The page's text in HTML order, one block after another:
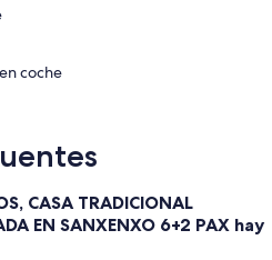
‬A 5 min en coche
CASA TRADICIONAL
EN SANXENXO 6+2 PAX hay